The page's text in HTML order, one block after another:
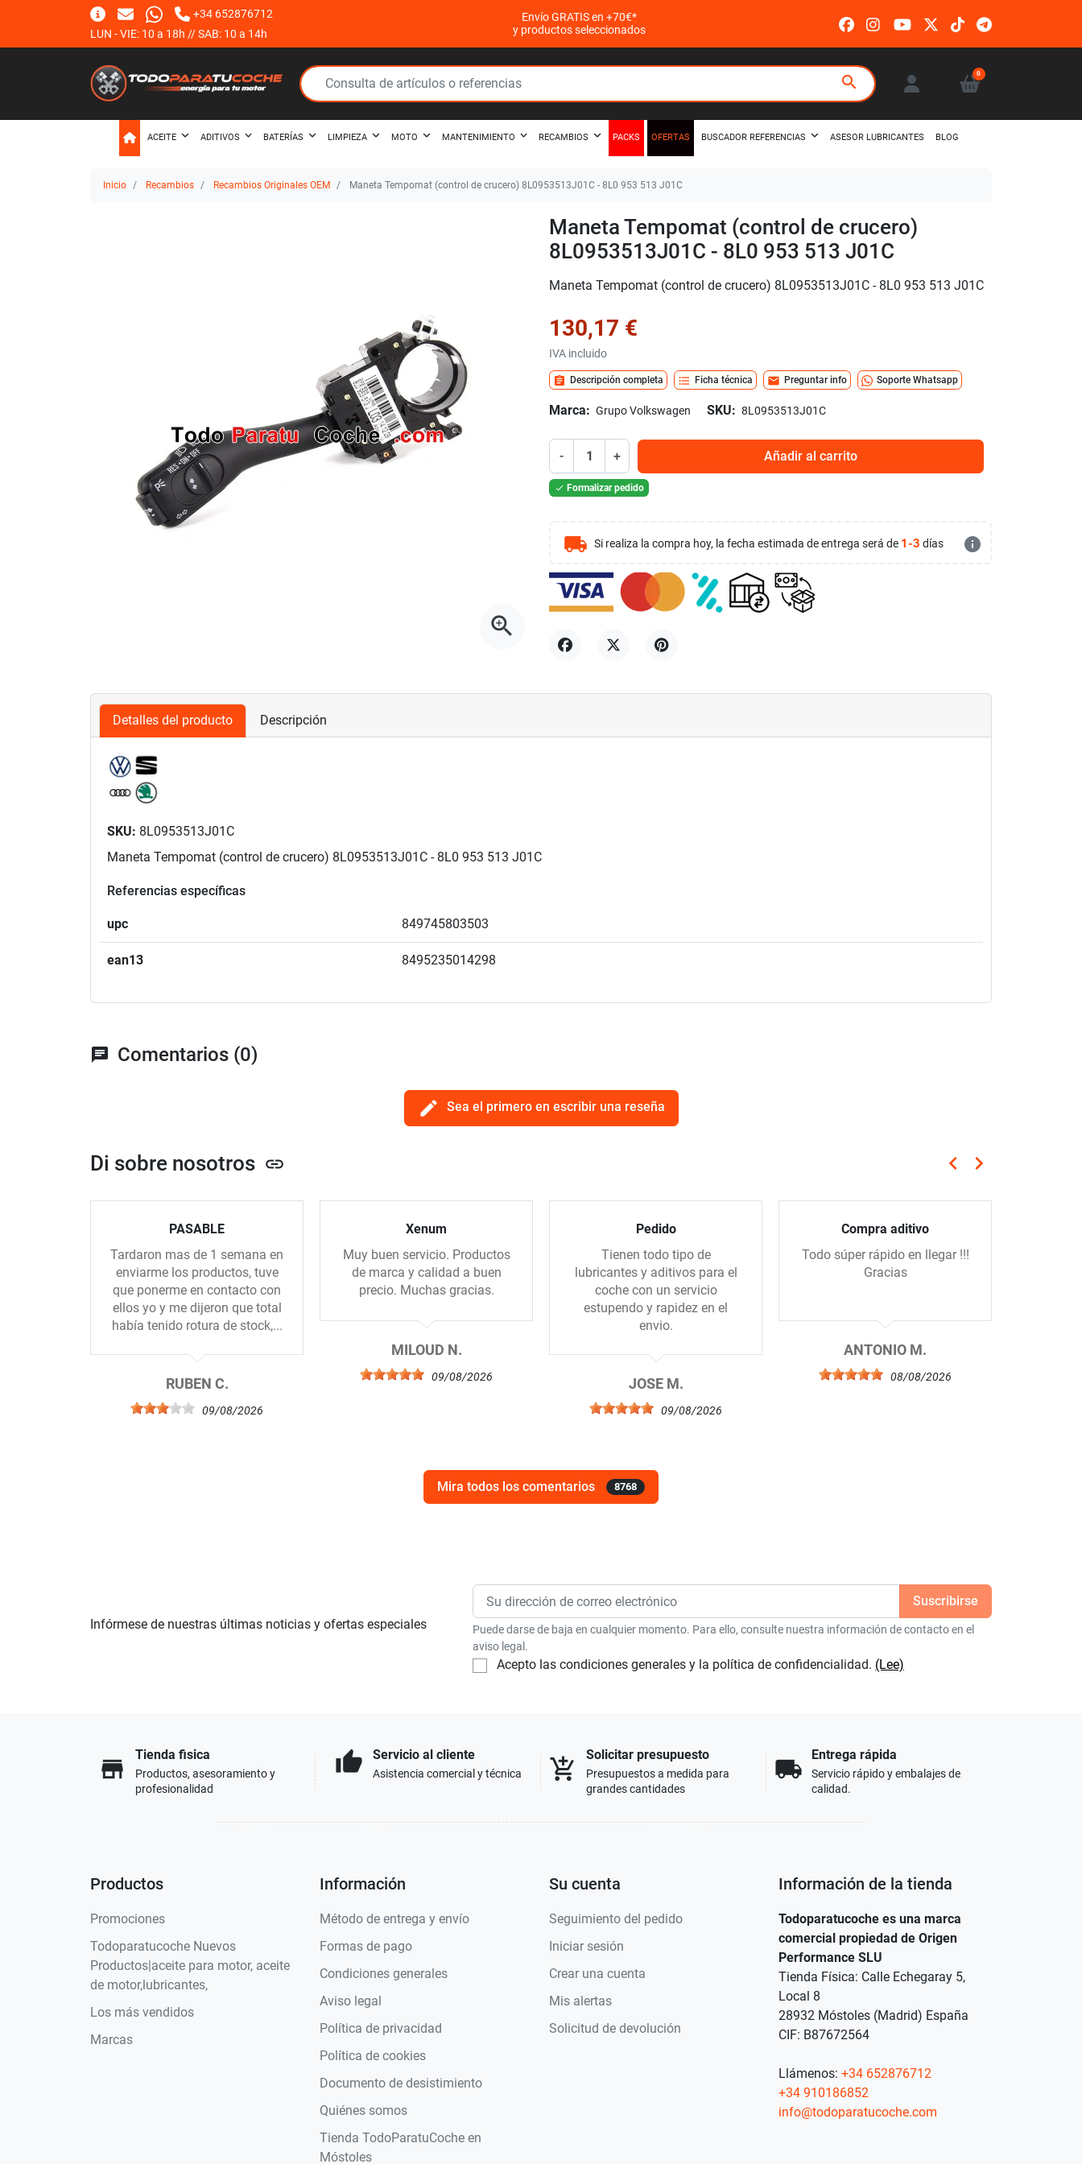
+34 652876712
LUN - VIE: 10 a 18h // SAB: 10 a 14h
Envío GRATIS en +70€*
y productos seleccionados
search 0
ACEITE ADITIVOS BATERÍAS LIMPIEZA MOTO MANTENIMIENTO RECAMBIOS PACKS OFERTAS BUSCADOR REFERENCIAS ASESOR LUBRICANTES BLOG
Inicio Recambios Recambios Originales OEM Maneta Tempomat (control de crucero) 8L0953513J01C - 8L0 953 513 J01C
zoom_in
Maneta Tempomat (control de crucero)
8L0953513J01C - 8L0 953 513 J01C
Maneta Tempomat (control de crucero) 8L0953513J01C - 8L0 953 513 J01C
130,17 €
IVA incluido
assignment Descripción completa format_list_bulleted Ficha técnica mail Preguntar info Soporte Whatsapp
Marca: Grupo Volkswagen SKU: 8L0953513J01C
- + Añadir al carrito
 Formalizar pedido
local_shipping Si realiza la compra hoy, la fecha estimada de entrega será de 1-3 días info
Detalles del producto Descripción
SKU: 8L0953513J01C
Maneta Tempomat (control de crucero) 8L0953513J01C - 8L0 953 513 J01C
Referencias específicas
upc 849745803503
ean13 8495235014298
chat Comentarios (0)
edit Sea el primero en escribir una reseña
Di sobre nosotros link Anterior
keyboard_arrow_left Siguiente
keyboard_arrow_right
PASABLE
Tardaron mas de 1 semana en
enviarme los productos, tuve
que ponerme en contacto con
ellos yo y me dijeron que total
había tenido rotura de stock,...
RUBEN C.
09/08/2026
Xenum
Muy buen servicio. Productos
de marca y calidad a buen
precio. Muchas gracias.
MILOUD N.
09/08/2026
Pedido
Tienen todo tipo de
lubricantes y aditivos para el
coche con un servicio
estupendo y rapidez en el
envio.
JOSE M.
09/08/2026
Compra aditivo
Todo súper rápido en llegar !!!
Gracias
ANTONIO M.
08/08/2026
Mira todos los comentarios 8768
Infórmese de nuestras últimas noticias y ofertas especiales
Puede darse de baja en cualquier momento. Para ello, consulte nuestra información de contacto en el
aviso legal.
Acepto las condiciones generales y la política de confidencialidad. (Lee)
store
Tienda fisica
Productos, asesoramiento y
profesionalidad
thumb_up Servicio al cliente
Asistencia comercial y técnica add_shopping_cart
Solicitar presupuesto
Presupuestos a medida para
grandes cantidades
local_shipping
Entrega rápida
Servicio rápido y embalajes de
calidad.
Productos
Promociones
Todoparatucoche Nuevos
Productos|aceite para motor, aceite
de motor,lubricantes,
Los más vendidos
Marcas
Información
Método de entrega y envío
Formas de pago
Condiciones generales
Aviso legal
Política de privacidad
Política de cookies
Documento de desistimiento
Quiénes somos
Tienda TodoParatuCoche en
Móstoles
Su cuenta
Seguimiento del pedido
Iniciar sesión
Crear una cuenta
Mis alertas
Solicitud de devolución
Información de la tienda
Todoparatucoche es una marca
comercial propiedad de Origen
Performance SLU
Tienda Física: Calle Echegaray 5,
Local 8
28932 Móstoles (Madrid) España
CIF: B87672564
Llámenos: +34 652876712
+34 910186852
info@todoparatucoche.com